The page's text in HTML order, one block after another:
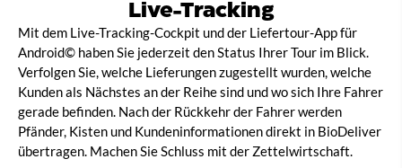
Live-Tracking
Mit dem Live-Tracking-Cockpit und der Liefertour-App für
Android© haben Sie jederzeit den Status Ihrer Tour im Blick.
Verfolgen Sie, welche Lieferungen zugestellt wurden, welche
Kunden als Nächstes an der Reihe sind und wo sich Ihre Fahrer
gerade befinden. Nach der Rückkehr der Fahrer werden
Pfänder, Kisten und Kundeninformationen direkt in BioDeliver
übertragen. Machen Sie Schluss mit der Zettelwirtschaft.